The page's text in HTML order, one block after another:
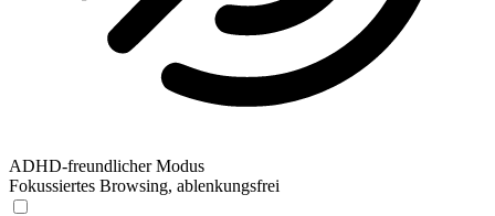
ADHD-freundlicher Modus
Fokussiertes Browsing, ablenkungsfrei